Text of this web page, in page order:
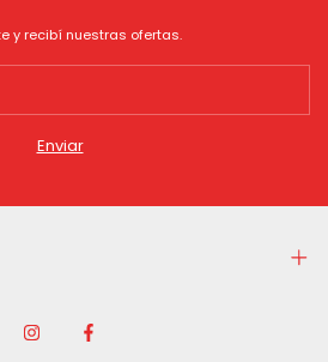
y recibí nuestras ofertas.